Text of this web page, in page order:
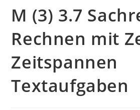
M (3) 3.7
Rechnen mit
Zeitspannen
Textaufgaben